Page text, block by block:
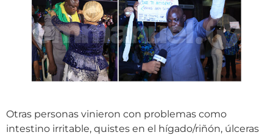
Otras personas vinieron con problemas como
intestino irritable, quistes en el hígado/riñón, úlceras